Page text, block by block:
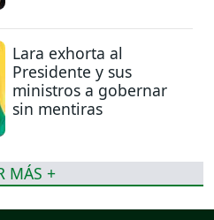
Lara exhorta al
Presidente y sus
ministros a gobernar
sin mentiras
MÁS +